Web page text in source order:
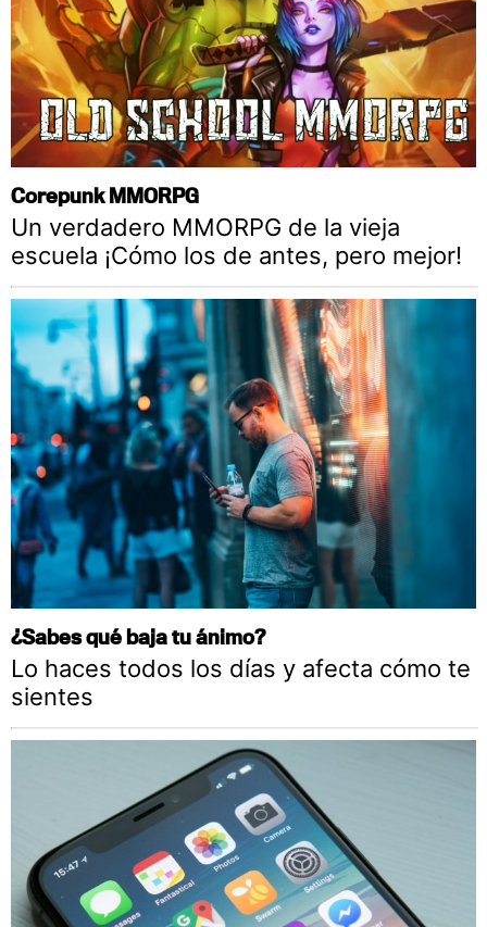
Corepunk MMORPG
Un verdadero MMORPG de la vieja
escuela ¡Cómo los de antes, pero mejor!
¿Sabes qué baja tu ánimo?
Lo haces todos los días y afecta cómo te
sientes